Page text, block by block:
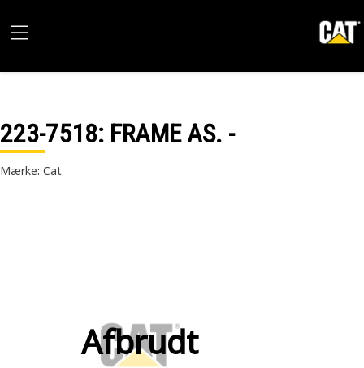
223-7518: FRAME AS. -
Mærke: Cat
Afbrudt